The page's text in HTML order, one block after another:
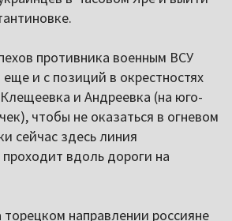
противника военным ВСУ
и с позиций в окрестностях
и Андреевка (на юго-
чтобы не оказаться в огневом
сейчас здесь линия
вдоль дороги на
направлении россияне